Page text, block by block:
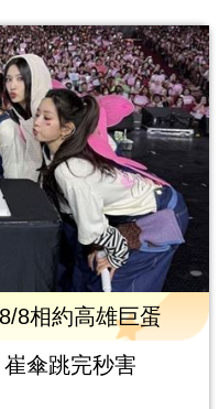
8相約高雄巨蛋
傘跳完秒害